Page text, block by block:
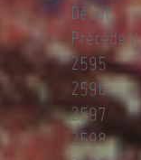
Début
Précédent
2595
2596
2597
2598